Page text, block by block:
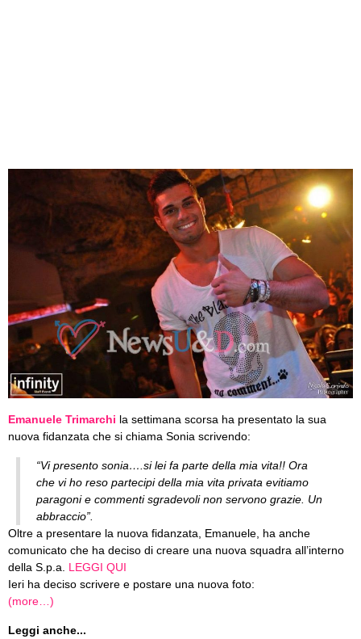
Emanuele Trimarchi la settimana scorsa ha presentato la sua
nuova fidanzata che si chiama Sonia scrivendo:
“Vi presento sonia….si lei fa parte della mia vita!! Ora
che vi ho reso partecipi della mia vita privata evitiamo
paragoni e commenti sgradevoli non servono grazie. Un
abbraccio”.
Oltre a presentare la nuova fidanzata, Emanuele, ha anche
comunicato che ha deciso di creare una nuova squadra all’interno
della S.p.a. LEGGI QUI
Ieri ha deciso scrivere e postare una nuova foto:
(more…)
Leggi anche...